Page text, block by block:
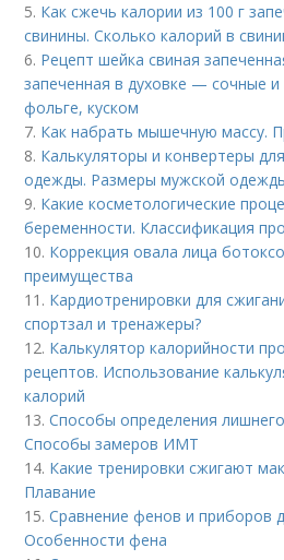
5. Как сжечь калории из 100 г
свинины. Сколько калорий в
6. Рецепт шейка свиная
запеченная в духовке — сочные
фольге, куском
7. Как набрать мышечную массу.
8. Калькуляторы и конвертеры
одежды. Размеры мужской
9. Какие косметологические
беременности. Классификация
10. Коррекция овала лица
преимущества
11. Кардиотренировки для
спортзал и тренажеры?
12. Калькулятор калорийности
рецептов. Использование
калорий
13.Способы определения
Способы замеров ИМТ
14. Какие тренировки сжигают
Плавание
15.Сравнение фенов и приборов
Особенности фена